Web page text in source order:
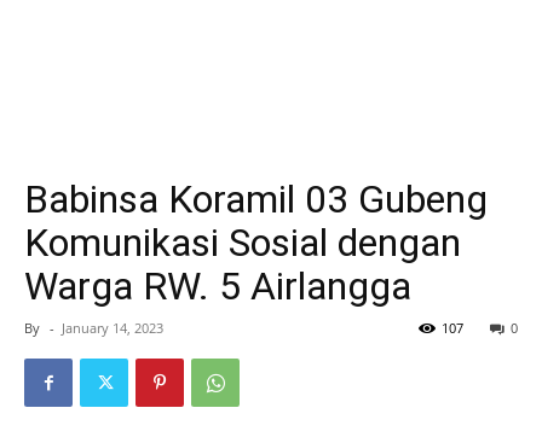
Babinsa Koramil 03 Gubeng
Komunikasi Sosial dengan
Warga RW. 5 Airlangga
By - January 14, 2023 0
107